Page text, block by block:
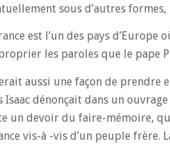
sous d’autres
est l’un des pays
les paroles que le pape
aussi une façon de prendre
Isaac dénonçait dans un
un devoir du faire-mémoire,
vis-à -vis d’un peuple frère.